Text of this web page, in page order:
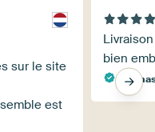
sur le site
est
bien